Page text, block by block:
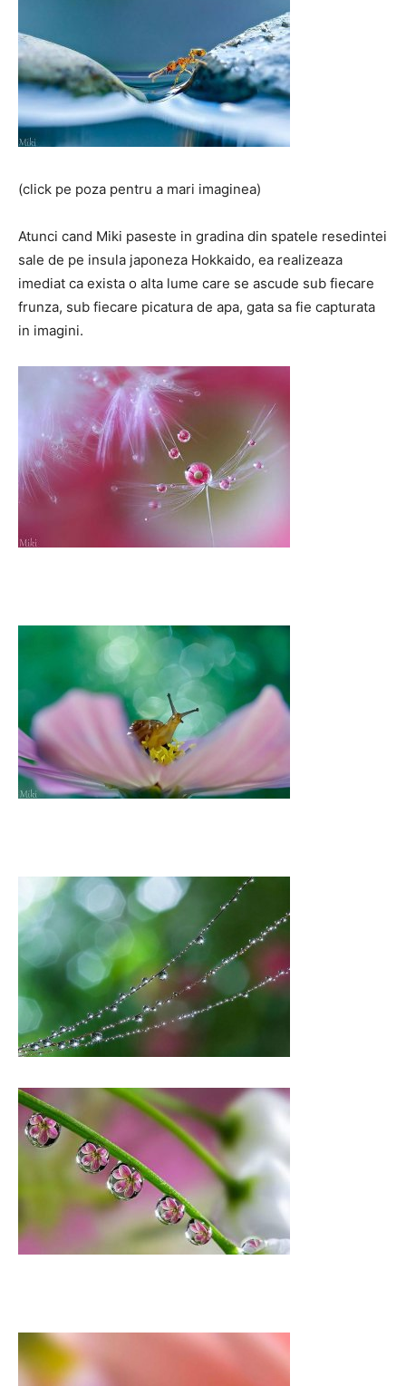
(click pe poza pentru a mari imaginea)
Atunci cand Miki paseste in gradina din spatele resedintei
sale de pe insula japoneza Hokkaido, ea realizeaza
imediat ca exista o alta lume care se ascude sub fiecare
frunza, sub fiecare picatura de apa, gata sa fie capturata
in imagini.